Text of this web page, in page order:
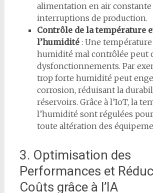
alimentation en air
interruptions de production.
Contrôle de la température
l’humidité: Une
humidité mal contrôlée peut
dysfonctionnements. Par
trop forte humidité peut
corrosion, réduisant la
réservoirs. Grâce à l’IoT, la
l’humidité sont régulées
toute altération des
3. Optimisation des
Performances et
Coûts grâce à l’IA